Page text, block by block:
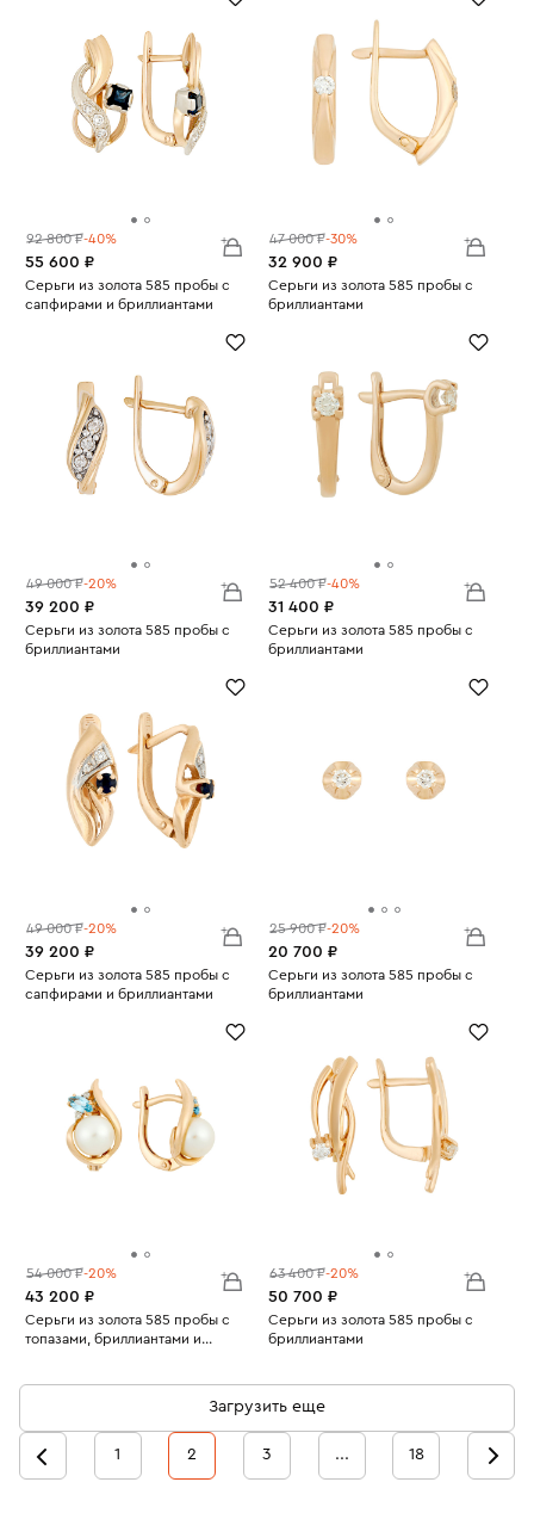
92 800 ₽-40%
55 600 ₽
Серьги из золота 585 пробы с
сапфирами и бриллиантами
47 000 ₽-30%
32 900 ₽
Серьги из золота 585 пробы с
бриллиантами
49 000 ₽-20%
39 200 ₽
Серьги из золота 585 пробы с
бриллиантами
52 400 ₽-40%
31 400 ₽
Серьги из золота 585 пробы с
бриллиантами
49 000 ₽-20%
39 200 ₽
Серьги из золота 585 пробы с
сапфирами и бриллиантами
25 900 ₽-20%
20 700 ₽
Серьги из золота 585 пробы с
бриллиантами
54 000 ₽-20%
43 200 ₽
Серьги из золота 585 пробы с
топазами, бриллиантами и
63 400 ₽-20%
50 700 ₽
Серьги из золота 585 пробы с
бриллиантами
Загрузить еще
1 2 3 ... 18